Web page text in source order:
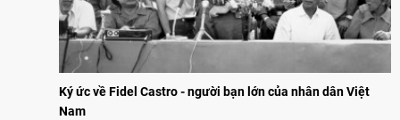
Ký ức về Fidel Castro - người bạn lớn của nhân dân Việt
Nam